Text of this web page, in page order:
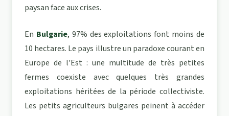
paysan face aux crises.
En Bulgarie, 97% des exploitations font moins de
10 hectares. Le pays illustre un paradoxe courant en
Europe de l'Est : une multitude de très petites
fermes coexiste avec quelques très grandes
exploitations héritées de la période collectiviste.
Les petits agriculteurs bulgares peinent à accéder